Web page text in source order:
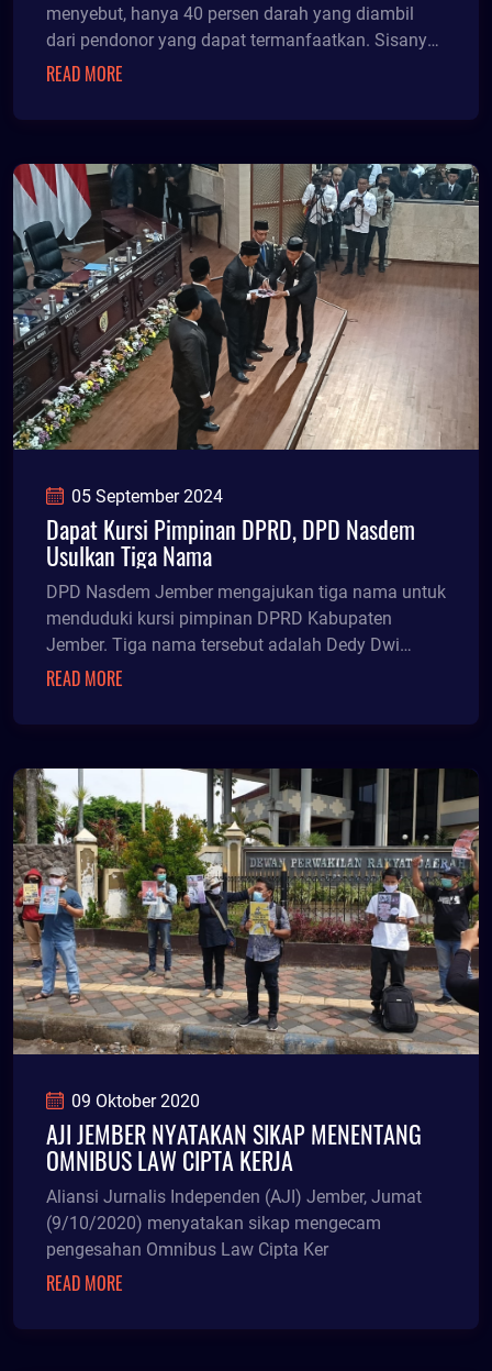
menyebut, hanya 40 persen darah yang diambil
dari pendonor yang dapat termanfaatkan. Sisanya
60 persen berupa plasma harus dibuang menjadi
READ MORE
05 September 2024
Dapat Kursi Pimpinan DPRD, DPD Nasdem
Usulkan Tiga Nama
DPD Nasdem Jember mengajukan tiga nama untuk
menduduki kursi pimpinan DPRD Kabupaten
Jember. Tiga nama tersebut adalah Dedy Dwi
Setiawan, David Handoko Seto, dan Kristian Andi
READ MORE
09 Oktober 2020
AJI JEMBER NYATAKAN SIKAP MENENTANG
OMNIBUS LAW CIPTA KERJA
Aliansi Jurnalis Independen (AJI) Jember, Jumat
(9/10/2020) menyatakan sikap mengecam
pengesahan Omnibus Law Cipta Ker
READ MORE